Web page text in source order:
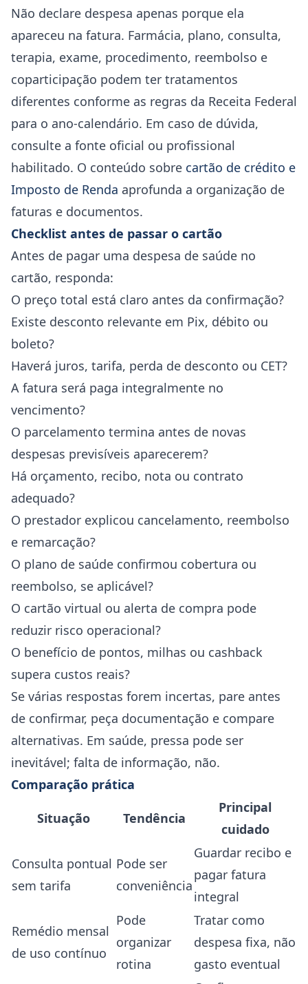
Não declare despesa apenas porque ela
apareceu na fatura. Farmácia, plano, consulta,
terapia, exame, procedimento, reembolso e
coparticipação podem ter tratamentos
diferentes conforme as regras da Receita Federal
para o ano-calendário. Em caso de dúvida,
consulte a fonte oficial ou profissional
habilitado. O conteúdo sobre cartão de crédito e
Imposto de Renda aprofunda a organização de
faturas e documentos.
Checklist antes de passar o cartão
Antes de pagar uma despesa de saúde no
cartão, responda:
O preço total está claro antes da confirmação?
Existe desconto relevante em Pix, débito ou
boleto?
Haverá juros, tarifa, perda de desconto ou CET?
A fatura será paga integralmente no
vencimento?
O parcelamento termina antes de novas
despesas previsíveis aparecerem?
Há orçamento, recibo, nota ou contrato
adequado?
O prestador explicou cancelamento, reembolso
e remarcação?
O plano de saúde confirmou cobertura ou
reembolso, se aplicável?
O cartão virtual ou alerta de compra pode
reduzir risco operacional?
O benefício de pontos, milhas ou cashback
supera custos reais?
Se várias respostas forem incertas, pare antes
de confirmar, peça documentação e compare
alternativas. Em saúde, pressa pode ser
inevitável; falta de informação, não.
Comparação prática
Situação Tendência
Principal
cuidado
Consulta pontual
sem tarifa
Pode ser
conveniência
Guardar recibo e
pagar fatura
integral
Remédio mensal
de uso contínuo
Pode
organizar
rotina
Tratar como
despesa fixa, não
gasto eventual